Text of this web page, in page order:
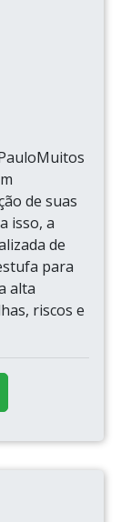
de suas
isso, a
de
para
alta
riscos e